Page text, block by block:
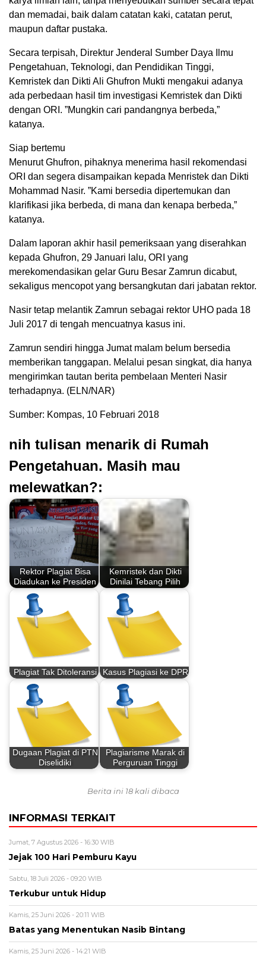
dan memadai, baik dalam catatan kaki, catatan perut,
maupun daftar pustaka.
Secara terpisah, Direktur Jenderal Sumber Daya Ilmu
Pengetahuan, Teknologi, dan Pendidikan Tinggi,
Kemristek dan Dikti Ali Ghufron Mukti mengakui adanya
ada perbedaan hasil tim investigasi Kemristek dan Dikti
dengan ORI. ”Mungkin cari pandangnya berbeda,”
katanya.
Siap bertemu
Menurut Ghufron, pihaknya menerima hasil rekomendasi
ORI dan segera disampaikan kepada Menristek dan Dikti
Mohammad Nasir. ”Kami bersedia dipertemukan dan
klarifikasi jika berbeda, di mana dan kenapa berbeda,”
katanya.
Dalam laporan akhir hasil pemeriksaan yang diserahkan
kepada Ghufron, 29 Januari lalu, ORI yang
merekomendasikan gelar Guru Besar Zamrun dicabut,
sekaligus mencopot yang bersangkutan dari jabatan rektor.
Nasir tetap melantik Zamrun sebagai rektor UHO pada 18
Juli 2017 di tengah mencuatnya kasus ini.
Zamrun sendiri hingga Jumat malam belum bersedia
memberikan tanggapan. Melalui pesan singkat, dia hanya
mengirimkan tautan berita pembelaan Menteri Nasir
terhadapnya. (ELN/NAR)
Sumber: Kompas, 10 Februari 2018
nih tulisan menarik di Rumah
Pengetahuan. Masih mau
melewatkan?:
Rektor Plagiat Bisa
Diadukan ke Presiden
Kemristek dan Dikti
Dinilai Tebang Pilih
Plagiat Tak Ditoleransi Kasus Plagiasi ke DPR
Dugaan Plagiat di PTN
Diselidiki
Plagiarisme Marak di
Perguruan Tinggi
Berita ini 18 kali dibaca
INFORMASI TERKAIT
Jumat, 7 Agustus 2026 - 16:30 WIB
Jejak 100 Hari Pemburu Kayu
Sabtu, 18 Juli 2026 - 09:20 WIB
Terkubur untuk Hidup
Kamis, 25 Juni 2026 - 20:11 WIB
Batas yang Menentukan Nasib Bintang
Kamis, 25 Juni 2026 - 14:21 WIB